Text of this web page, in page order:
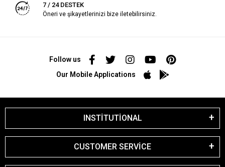
7 / 24 DESTEK
Öneri ve şikayetlerinizi bize iletebilirsiniz.
Follow us
Our Mobile Applications
INSTİTUTİONAL
CUSTOMER SERVİCE